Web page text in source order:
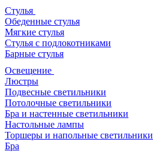
Стулья
Обеденные стулья
Мягкие стулья
Стулья с подлокотниками
Барные стулья
Освещение
Люстры
Подвесные светильники
Потолочные светильники
Бра и настенные светильники
Настольные лампы
Торшеры и напольные светильники
Бра